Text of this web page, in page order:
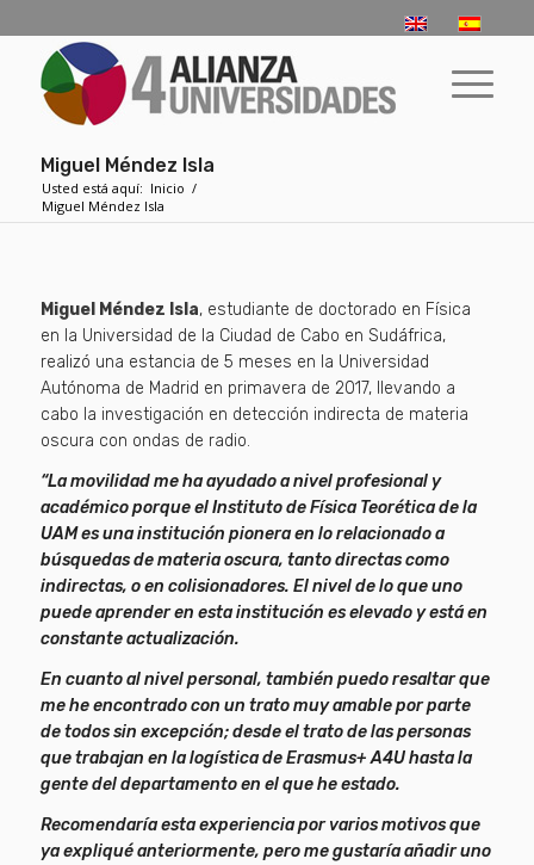
Miguel Méndez Isla
Usted está aquí: Inicio /
Miguel Méndez Isla
Miguel Méndez Isla, estudiante de doctorado en Física
en la Universidad de la Ciudad de Cabo en Sudáfrica,
realizó una estancia de 5 meses en la Universidad
Autónoma de Madrid en primavera de 2017, llevando a
cabo la investigación en detección indirecta de materia
oscura con ondas de radio.
“La movilidad me ha ayudado a nivel profesional y
académico porque el Instituto de Física Teorética de la
UAM es una institución pionera en lo relacionado a
búsquedas de materia oscura, tanto directas como
indirectas, o en colisionadores. El nivel de lo que uno
puede aprender en esta institución es elevado y está en
constante actualización.
En cuanto al nivel personal, también puedo resaltar que
me he encontrado con un trato muy amable por parte
de todos sin excepción; desde el trato de las personas
que trabajan en la logística de Erasmus+ A4U hasta la
gente del departamento en el que he estado.
Recomendaría esta experiencia por varios motivos que
ya expliqué anteriormente, pero me gustaría añadir uno